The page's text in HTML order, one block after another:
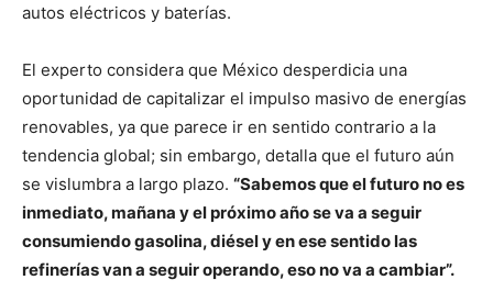
autos eléctricos y baterías.
El experto considera que México desperdicia una
oportunidad de capitalizar el impulso masivo de energías
renovables, ya que parece ir en sentido contrario a la
tendencia global; sin embargo, detalla que el futuro aún
se vislumbra a largo plazo. “Sabemos que el futuro no es
inmediato, mañana y el próximo año se va a seguir
consumiendo gasolina, diésel y en ese sentido las
refinerías van a seguir operando, eso no va a cambiar”.